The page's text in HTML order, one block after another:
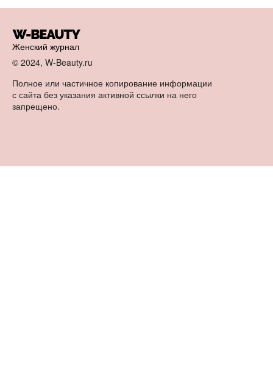
Женский журнал
© 2024, W-Beauty.ru
Полное или частичное копирование информации
с сайта без указания активной ссылки на него
запрещено.